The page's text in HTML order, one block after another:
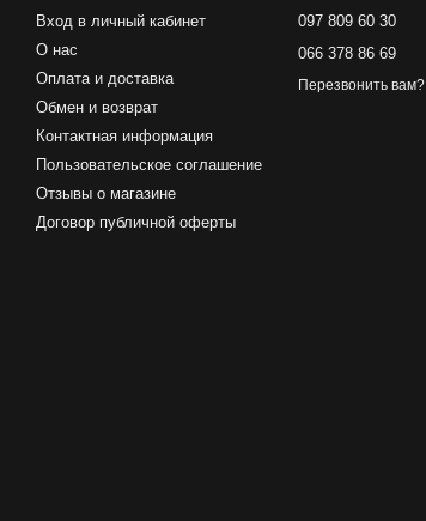
Вход в личный кабинет
О нас
Оплата и доставка
Обмен и возврат
Контактная информация
Пользовательское соглашение
Отзывы о магазине
Договор публичной оферты
097 809 60 30
066 378 86 69
Перезвонить вам?